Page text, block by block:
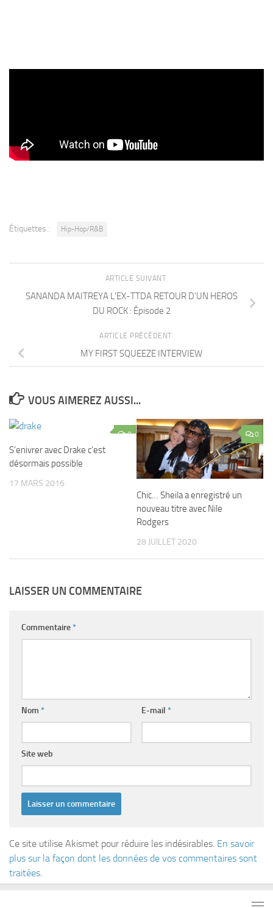
Étiquettes : Hip-Hop/R&B
ARTICLE SUIVANT
SANANDA MAITREYA L’EX-TTDA RETOUR D’UN HEROS
DU ROCK : Épisode 2
ARTICLE PRÉCÉDENT
MY FIRST SQUEEZE INTERVIEW
VOUS AIMEREZ AUSSI...
0
S’enivrer avec Drake c’est
désormais possible
17 MARS 2016
0
Chic… Sheila a enregistré un
nouveau titre avec Nile
Rodgers
28 JUILLET 2020
LAISSER UN COMMENTAIRE
Commentaire*
Nom * E-mail *
Site web
Ce site utilise Akismet pour réduire les indésirables. En savoir
plus sur la façon dont les données de vos commentaires sont
traitées.